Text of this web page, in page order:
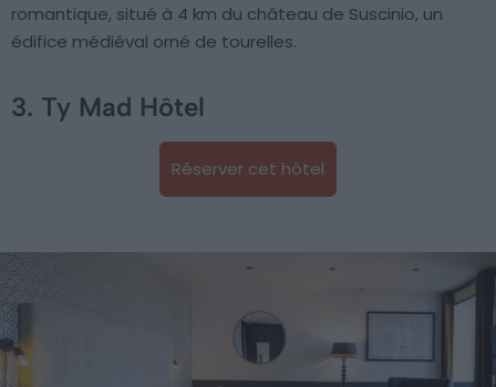
romantique, situé à 4 km du château de Suscinio, un
édifice médiéval orné de tourelles.
3. Ty Mad Hôtel
Réserver cet hôtel